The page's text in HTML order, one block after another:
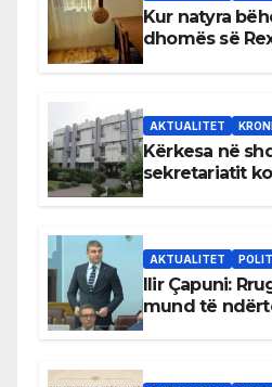
Kur natyra
dhomës së
AKTUALITET
Kërkesa në
sekretariatit
AKTUALITET
Ilir Çapuni:
mund të